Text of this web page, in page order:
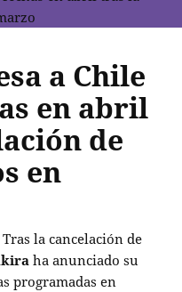
a Chile
en abril
de
en
la cancelación de
ha anunciado su
programadas en